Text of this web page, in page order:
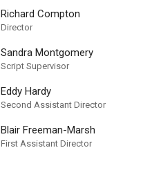
Richard Compton
Director
Sandra Montgomery
Script Supervisor
Eddy Hardy
Second Assistant Director
Blair Freeman-Marsh
First Assistant Director